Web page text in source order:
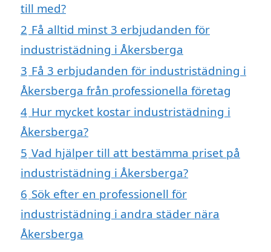
till med?
2 Få alltid minst 3 erbjudanden för
industristädning i Åkersberga
3 Få 3 erbjudanden för industristädning i
Åkersberga från professionella företag
4 Hur mycket kostar industristädning i
Åkersberga?
5 Vad hjälper till att bestämma priset på
industristädning i Åkersberga?
6 Sök efter en professionell för
industristädning i andra städer nära
Åkersberga